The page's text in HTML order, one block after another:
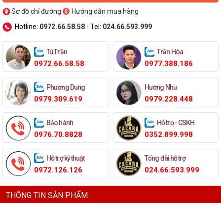
Sơ đồ chỉ đường
Hướng dẫn mua hàng
Hotline: 0972.66.58.58 - Tel: 024.66.593.999
Tú Trần
0972.66.58.58
Trần Hòa
0977.388.186
Phương Dung
0979.309.619
Hương Nhu
0979.228.448
Bảo hành
0976.70.8828
Hỗ trợ - CSKH
0352.899.998
Hỗ trợ kỹ thuật
0972.126.126
Tổng đài hỗ trợ
024.66.593.999
THÔNG TIN SẢN PHẨM